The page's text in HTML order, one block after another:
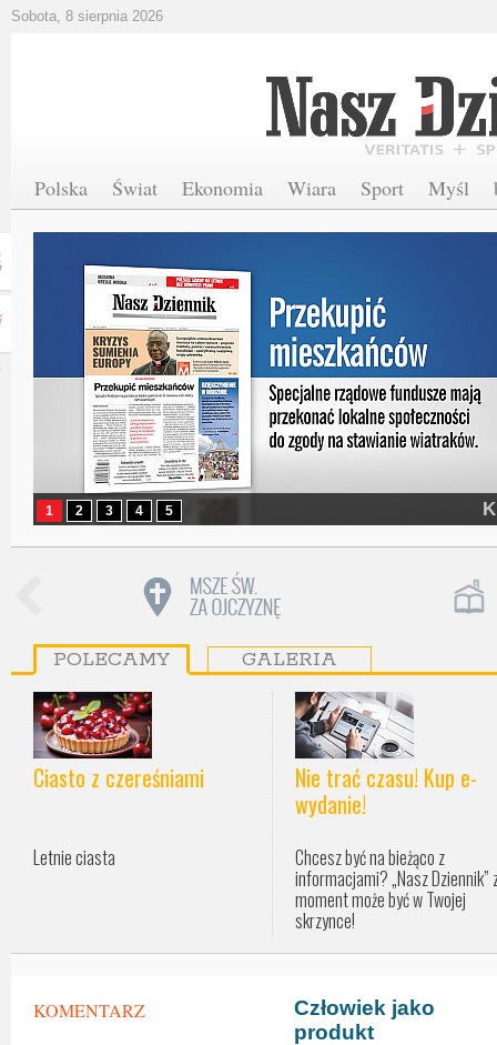
Sobota, 8 sierpnia 2026
Polska Świat Ekonomia Wiara Sport Myśl
1 2 3 4 5
POLECAMY GALERIA
Ciasto z czereśniami
Letnie ciasta
Nie trać czasu! Kup e-
wydanie!
Chcesz być na bieżąco z
informacjami? „Nasz Dziennik”
moment może być w Twojej
skrzynce!
KOMENTARZ
Człowiek jako
produkt